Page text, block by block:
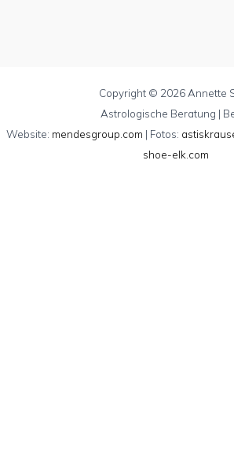
Copyright © 2026 Annette
Astrologische Beratung |
Website: mendesgroup.com | Fotos:
shoe-elk.com